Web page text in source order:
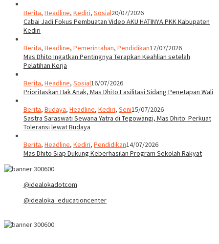
Berita, Headline, Kediri, Sosial20/07/2026
Cabai Jadi Fokus Pembuatan Video AKU HATINYA PKK Kabupaten
Kediri
Berita, Headline, Pemerintahan, Pendidikan17/07/2026
Mas Dhito Ingatkan Pentingnya Terapkan Keahlian setelah
Pelatihan Kerja
Berita, Headline, Sosial16/07/2026
Prioritaskan Hak Anak, Mas Dhito Fasilitasi Sidang Penetapan Wali
Berita, Budaya, Headline, Kediri, Seni15/07/2026
Sastra Saraswati Sewana Yatra di Tegowangi, Mas Dhito: Perkuat
Toleransi lewat Budaya
Berita, Headline, Kediri, Pendidikan14/07/2026
Mas Dhito Siap Dukung Keberhasilan Program Sekolah Rakyat
@idealokadotcom
@idealoka_educationcenter